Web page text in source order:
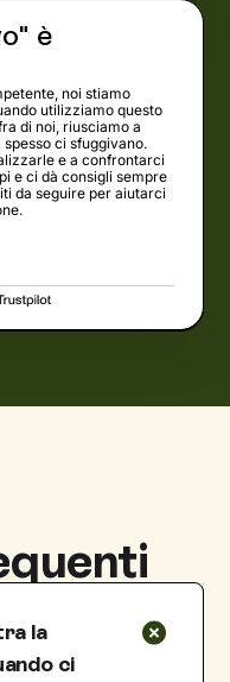
è
noi stiamo
utilizziamo questo
di noi, riusciamo a
ci sfuggivano.
e a confrontarci
e ci dà consigli sempre
da seguire per aiutarci
la
ci